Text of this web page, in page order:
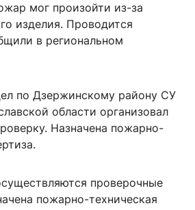
мог произойти из-за
изделия. Проводится
в региональном
по Дзержинскому району СУ
области организовал
Назначена пожарно-
проверочные
пожарно-техническая